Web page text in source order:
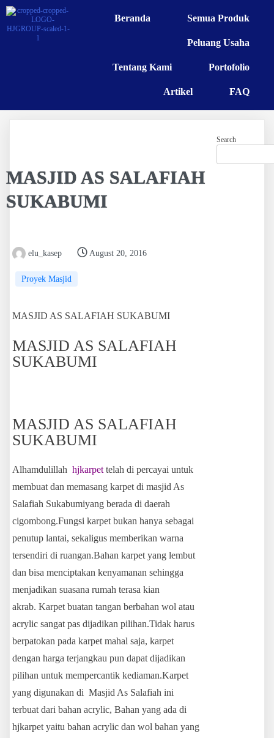
Beranda Semua Produk
Peluang Usaha
Tentang Kami Portofolio
Artikel FAQ
MASJID AS SALAFIAH
SUKABUMI
elu_kasep August 20, 2016
Proyek Masjid
MASJID AS SALAFIAH SUKABUMI
MASJID AS SALAFIAH
SUKABUMI
MASJID AS SALAFIAH
SUKABUMI
Alhamdulillah hjkarpet telah di percayai untuk
membuat dan memasang karpet di masjid As
Salafiah Sukabumiyang berada di daerah
cigombong.Fungsi karpet bukan hanya sebagai
penutup lantai, sekaligus memberikan warna
tersendiri di ruangan.Bahan karpet yang lembut
dan bisa menciptakan kenyamanan sehingga
menjadikan suasana rumah terasa kian
akrab. Karpet buatan tangan berbahan wol atau
acrylic sangat pas dijadikan pilihan.Tidak harus
berpatokan pada karpet mahal saja, karpet
dengan harga terjangkau pun dapat dijadikan
pilihan untuk mempercantik kediaman.Karpet
yang digunakan di Masjid As Salafiah ini
terbuat dari bahan acrylic, Bahan yang ada di
hjkarpet yaitu bahan acrylic dan wol bahan yang
Search